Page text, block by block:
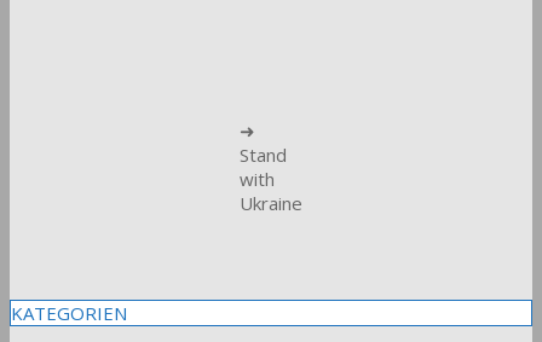
➜
Stand
with
Ukraine
KATEGORIEN